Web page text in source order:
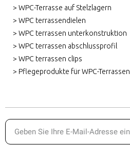
> WPC-Terrasse auf Stelzlagern
> WPC terrassendielen
> WPC terrassen unterkonstruktion
> WPC terrassen abschlussprofil
> WPC terrassen clips
> Pflegeprodukte für WPC-Terrassen